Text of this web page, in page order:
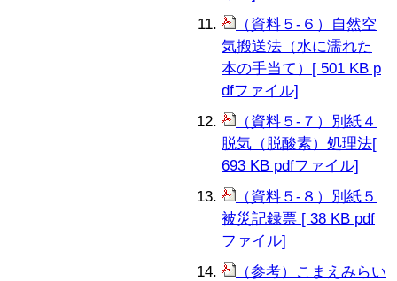
（資料５-６）自然空
気搬送法（水に濡れた
本の手当て）[ 501 KB p
dfファイル]
（資料５-７）別紙４
脱気（脱酸素）処理法[
693 KB pdfファイル]
（資料５-８）別紙５
被災記録票 [ 38 KB pdf
ファイル]
（参考）こまえみらい